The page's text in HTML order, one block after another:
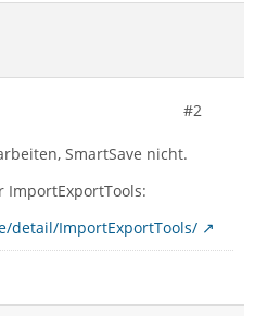
#2
SmartSave nicht.
ImportExportTools:
detail/ImportExportTools/